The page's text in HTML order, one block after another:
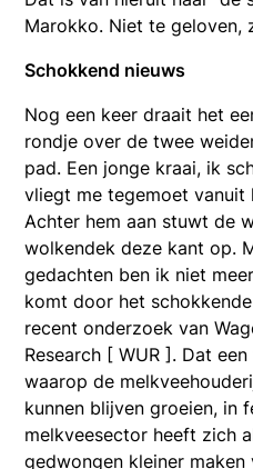
Marokko. Niet te geloven,
Schokkend nieuws
Nog een keer draait het
rondje over de twee
pad. Een jonge kraai, ik
vliegt me tegemoet vanuit
Achter hem aan stuwt de
wolkendek deze kant op.
gedachten ben ik niet
komt door het
recent onderzoek van
Research [ WUR ]. Dat
waarop de
kunnen blijven groeien, in
melkveesector heeft zich
gedwongen kleiner